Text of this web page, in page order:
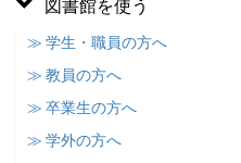
≫ 学生・職員の方へ
≫ 教員の方へ
≫ 卒業生の方へ
≫ 学外の方へ